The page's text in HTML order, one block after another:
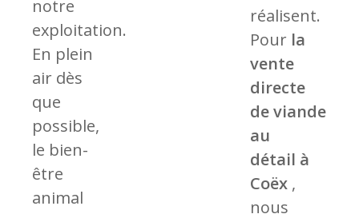
notre
exploitation.
En plein
air dès
que
possible,
le bien-
être
animal
réalisent.
Pour la
vente
directe
deviande
au
détail à
Coëx ,
nous